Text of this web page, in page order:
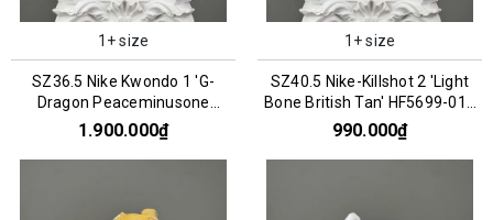
1+ size
SZ36.5 Nike Kwondo 1 'G-
Dragon Peaceminusone
Panda' DH2482-101 066956
1.900.000₫
1+ size
SZ40.5 Nike-Killshot 2 'Light
Bone British Tan' HF5699-019
076184
990.000₫